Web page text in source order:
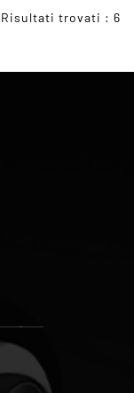
Risultati trovati : 6